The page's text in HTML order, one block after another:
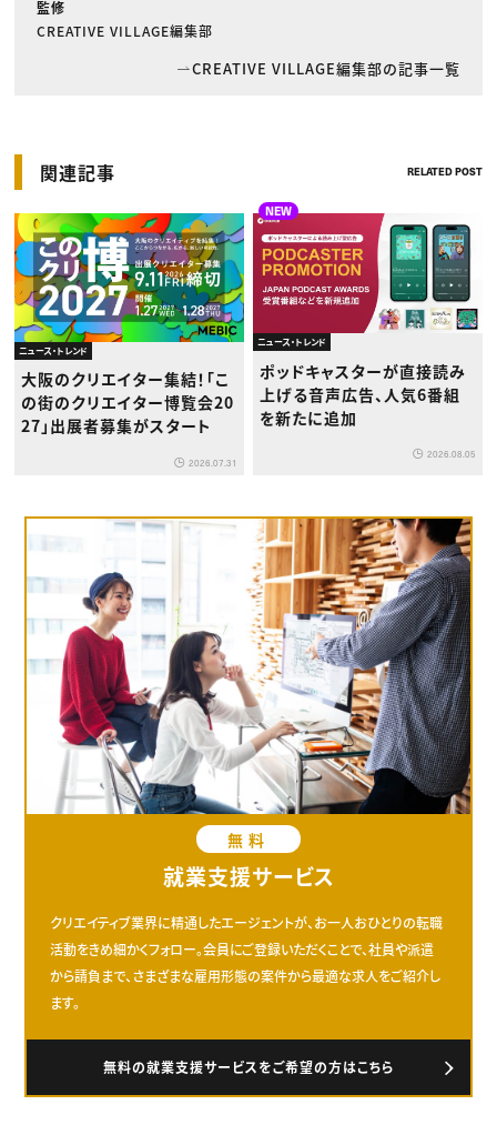
監修
CREATIVE VILLAGE編集部
CREATIVE VILLAGE編集部の記事一覧
関連記事 RELATED POST
ニュース・トレンド
大阪のクリエイター集結！「こ
の街のクリエイター博覧会20
27」出展者募集がスタート
2026.07.31
NEW
ニュース・トレンド
ポッドキャスターが直接読み
上げる音声広告、人気6番組
を新たに追加
2026.08.05
無料
就業支援サービス
クリエイティブ業界に精通したエージェントが、お一人おひとりの転職
活動をきめ細かくフォロー。会員にご登録いただくことで、社員や派遣
から請負まで、さまざまな雇用形態の案件から最適な求人をご紹介し
ます。
無料の就業支援サービスをご希望の方はこちら